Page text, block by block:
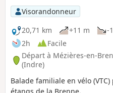
Visorandonneur
20,71 km
+11 m
-
2h
Facile
Départ à Mézières-en-
(Indre)
Balade familiale en vélo